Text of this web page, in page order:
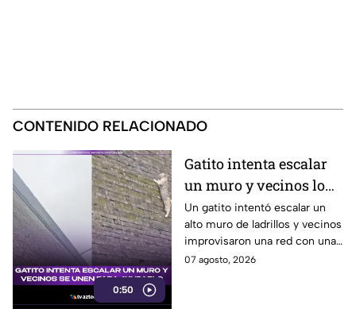
CONTENIDO RELACIONADO
0:50
Gatito intenta escalar
un muro y vecinos lo
ayudan
Un gatito intentó escalar un
alto muro de ladrillos y vecinos
improvisaron una red con una
manta para protegerlo
07 agosto, 2026